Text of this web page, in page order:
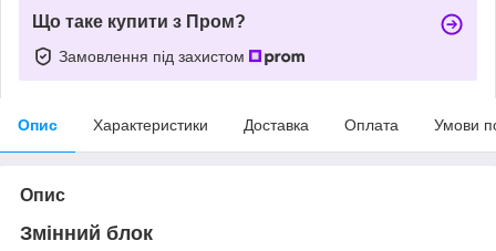
Що таке купити з Пром?
Замовлення під захистом
Опис Характеристики Доставка Оплата Умови
Опис
Змінний блок